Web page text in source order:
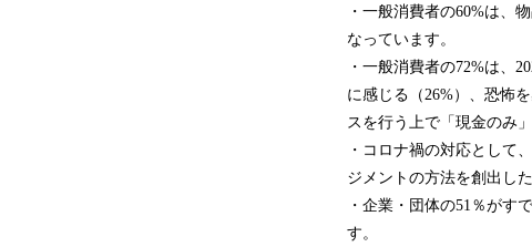
・一般消費者の60%は、
なっています。
・一般消費者の72%は、
に感じる（26%）、恐怖
スを行う上で「現金のみ
・コロナ禍の対応として
ジメントの方法を創出し
・企業・団体の51％がす
す。